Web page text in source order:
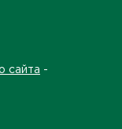
сайта -